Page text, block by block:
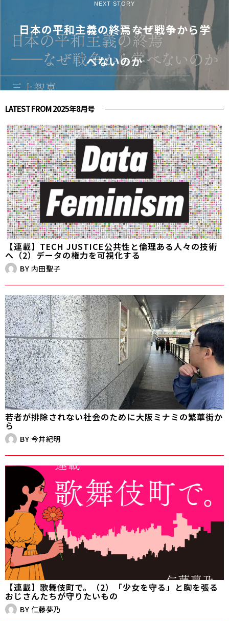
NEXT STORY
日本の平和主義の終焉――なぜ戦争から学
べないのか
LATEST FROM 2025年8月号
【連載】TECH JUSTICE――公共性と倫理ある人々の技術
へ（2）データの権力を可視化する
BY 内田聖子
若者が排除されない社会のために――大阪ミナミの繁華街か
ら
BY 今井紀明
【連載】歌舞伎町で。（2）「少女を守る」と胸を張る
おじさんたちが守りたいもの
BY 仁藤夢乃